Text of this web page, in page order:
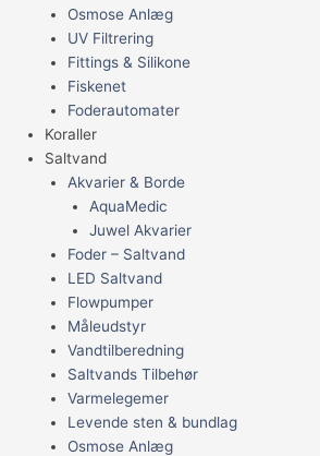
Osmose Anlæg
UV Filtrering
Fittings & Silikone
Fiskenet
Foderautomater
Koraller
Saltvand
Akvarier & Borde
AquaMedic
Juwel Akvarier
Foder – Saltvand
LED Saltvand
Flowpumper
Måleudstyr
Vandtilberedning
Saltvands Tilbehør
Varmelegemer
Levende sten & bundlag
Osmose Anlæg